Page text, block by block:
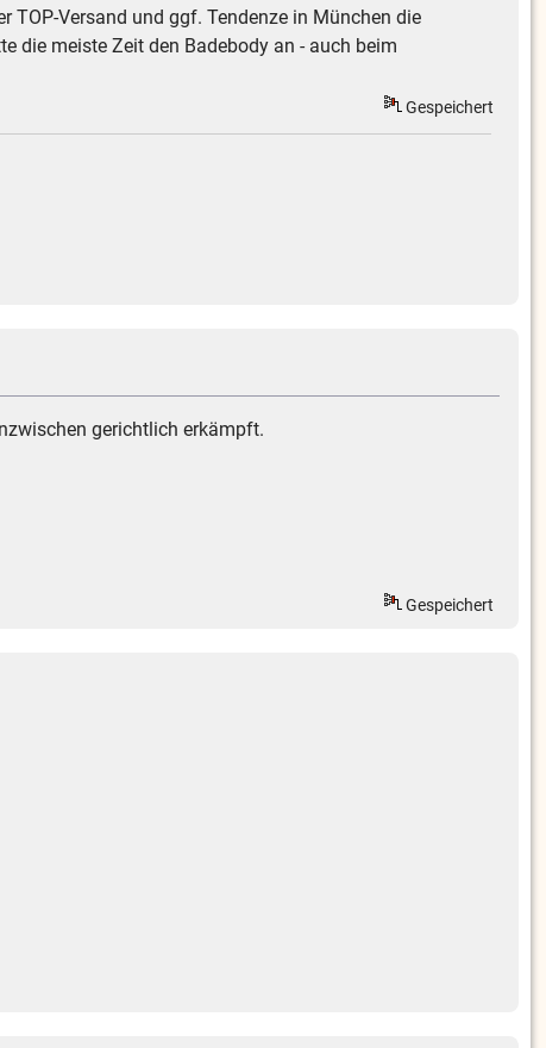
TOP-Versand und ggf. Tendenze in München die
die meiste Zeit den Badebody an - auch beim
Gespeichert
gerichtlich erkämpft.
Gespeichert